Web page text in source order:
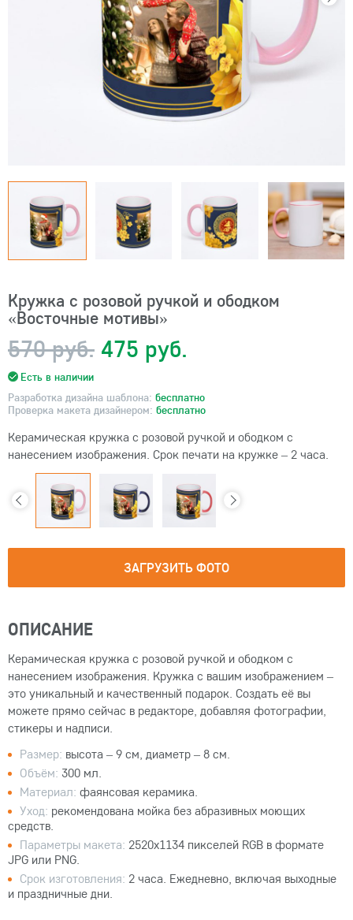
Кружка с розовой ручкой и ободком
«Восточные мотивы»
570 руб. 475 руб.
Есть в наличии
Разработка дизайна шаблона: бесплатно
Проверка макета дизайнером: бесплатно
Керамическая кружка с розовой ручкой и ободком с
нанесением изображения. Срок печати на кружке – 2 часа.
ЗАГРУЗИТЬ ФОТО
ОПИСАНИЕ
Керамическая кружка с розовой ручкой и ободком с
нанесением изображения. Кружка с вашим изображением –
это уникальный и качественный подарок. Создать её вы
можете прямо сейчас в редакторе, добавляя фотографии,
стикеры и надписи.
Размер: высота – 9 см, диаметр – 8 см.
Объём: 300 мл.
Материал: фаянсовая керамика.
Уход: рекомендована мойка без абразивных моющих
средств.
Параметры макета: 2520x1134 пикселей RGB в формате
JPG или PNG.
Срок изготовления: 2 часа. Ежедневно, включая выходные
и праздничные дни.